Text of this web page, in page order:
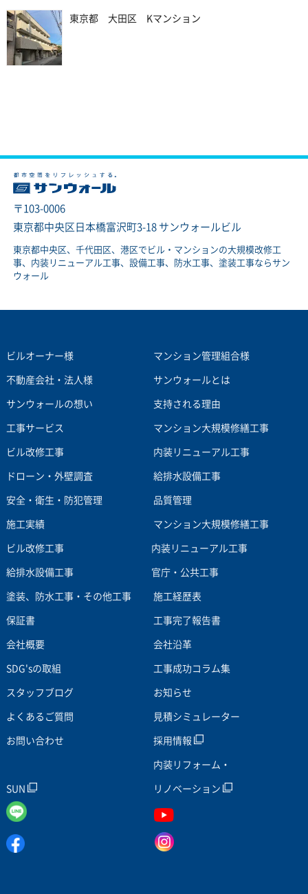
東京都 大田区 Kマンション
〒103-0006
東京都中央区日本橋富沢町3-18 サンウォールビル
東京都中央区、千代田区、港区でビル・マンションの大規模改修工
事、内装リニューアル工事、設備工事、防水工事、塗装工事ならサン
ウォール
ビルオーナー様 マンション管理組合様
不動産会社・法人様 サンウォールとは
サンウォールの想い 支持される理由
工事サービス マンション大規模修繕工事
ビル改修工事 内装リニューアル工事
ドローン・外壁調査 給排水設備工事
安全・衛生・防犯管理 品質管理
施工実績 マンション大規模修繕工事
ビル改修工事 内装リニューアル工事
給排水設備工事 官庁・公共工事
塗装、防水工事・その他工事 施工経歴表
保証書 工事完了報告書
会社概要 会社沿革
SDG'sの取組 工事成功コラム集
スタッフブログ お知らせ
よくあるご質問 見積シミュレーター
お問い合わせ 採用情報
SUN
内装リフォーム・
リノベーション